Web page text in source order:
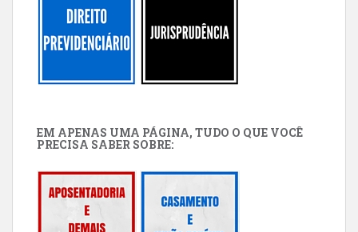
EM APENAS UMA PÁGINA, TUDO O QUE VOCÊ
PRECISA SABER SOBRE: